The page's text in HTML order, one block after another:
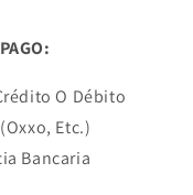
O Débito
Etc.)
Bancaria